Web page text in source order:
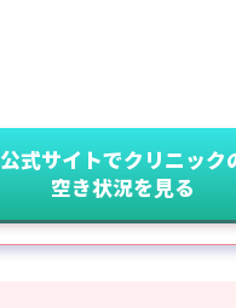
公式サイトでクリニック
空き状況を見る